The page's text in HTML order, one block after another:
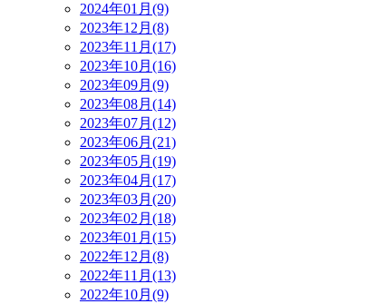
2024年01月(9)
2023年12月(8)
2023年11月(17)
2023年10月(16)
2023年09月(9)
2023年08月(14)
2023年07月(12)
2023年06月(21)
2023年05月(19)
2023年04月(17)
2023年03月(20)
2023年02月(18)
2023年01月(15)
2022年12月(8)
2022年11月(13)
2022年10月(9)